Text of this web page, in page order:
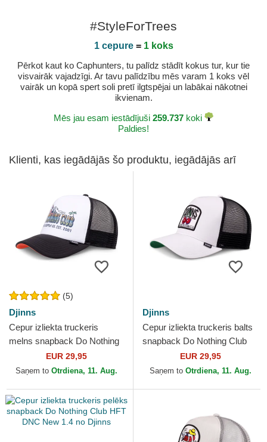
#StyleForTrees
1 cepure= 1 koks
Pērkot kaut ko Caphunters, tu palīdz stādīt kokus tur, kur tie
visvairāk vajadzīgi. Ar tavu palīdzību mēs varam 1 koks vēl
vairāk un kopā spert soli pretī ilgtspējai un labākai nākotnei
ikvienam.
Mēs jau esam iestādījuši 259.737 koki
Paldies!
Klienti, kas iegādājās šo produktu, iegādājās arī
(5)
Djinns
Cepur izliekta truckeris
melns snapback Do Nothing
Club HFT DNC SunDown no
Djinns
EUR 29,95
Saņem to Otrdiena, 11. Aug.
Djinns
Cepur izliekta truckeris balts
snapback Do Nothing Club
HFT DNC Cherry no Djinns
EUR 29,95
Saņem to Otrdiena, 11. Aug.